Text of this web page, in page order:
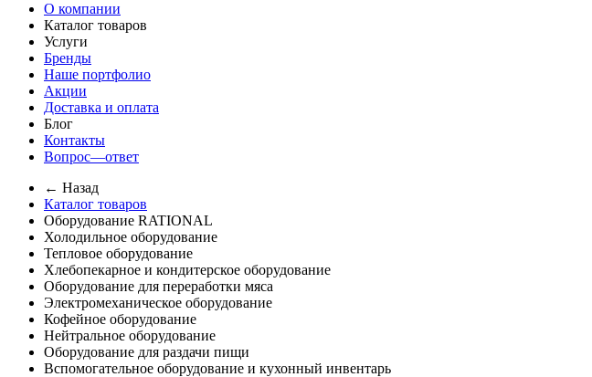
О компании
Каталог товаров
Услуги
Бренды
Наше портфолио
Акции
Доставка и оплата
Блог
Контакты
Вопрос—ответ
← Назад
Каталог товаров
Оборудование RATIONAL
Холодильное оборудование
Тепловое оборудование
Хлебопекарное и кондитерское оборудование
Оборудование для переработки мяса
Электромеханическое оборудование
Кофейное оборудование
Нейтральное оборудование
Оборудование для раздачи пищи
Вспомогательное оборудование и кухонный инвентарь